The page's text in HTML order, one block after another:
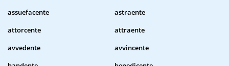
assuefacente
astraente
attorcente
attraente
avvedente
avvincente